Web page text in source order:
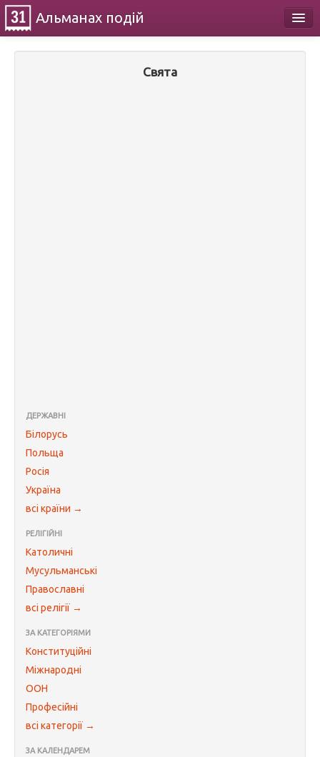
Альманах подій
Свята
ДЕРЖАВНІ
Білорусь
Польща
Росія
Україна
всі країни →
РЕЛІГІЙНІ
Католичні
Мусульманські
Православні
всі релігії →
ЗА КАТЕГОРІЯМИ
Конституційні
Міжнародні
ООН
Професійні
всі категорії →
ЗА КАЛЕНДАРЕМ